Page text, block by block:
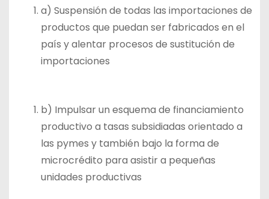
a) Suspensión de todas las importaciones de
productos que puedan ser fabricados en el
país y alentar procesos de sustitución de
importaciones
b) Impulsar un esquema de financiamiento
productivo a tasas subsidiadas orientado a
las pymes y también bajo la forma de
microcrédito para asistir a pequeñas
unidades productivas